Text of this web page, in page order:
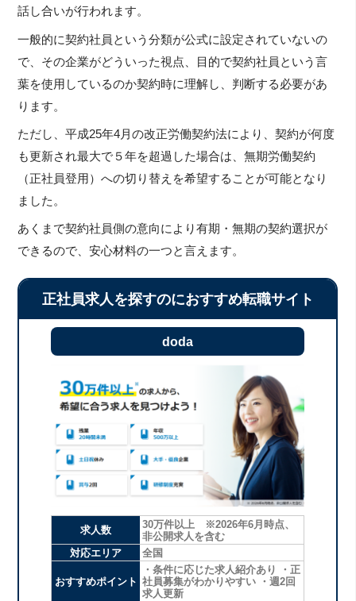
話し合いが行われます。
一般的に契約社員という分類が公式に設定されていないの
で、その企業がどういった視点、目的で契約社員という言
葉を使用しているのか契約時に理解し、判断する必要があ
ります。
ただし、平成25年4月の改正労働契約法により、契約が何度
も更新され最大で５年を超過した場合は、無期労働契約
（正社員登用）への切り替えを希望することが可能となり
ました。
あくまで契約社員側の意向により有期・無期の契約選択が
できるので、安心材料の一つと言えます。
正社員求人を探すのにおすすめ転職サイト
doda
求人数
30万件以上 ※2026年6月時点、
非公開求人を含む
対応エリア
全国
おすすめポイント
・条件に応じた求人紹介あり ・正
社員募集がわかりやすい ・週2回
求人更新